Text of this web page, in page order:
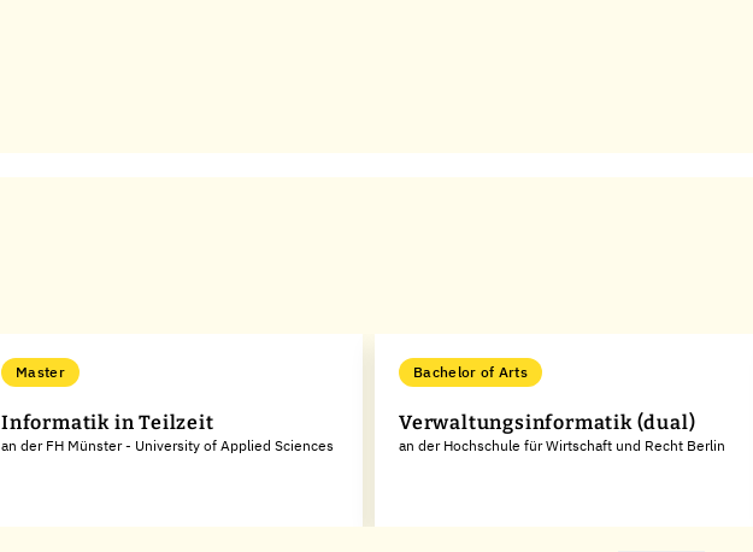
Master
Informatik in Teilzeit
an der FH Münster - University of Applied Sciences
Bachelor of Arts
Verwaltungsinformatik (dual)
an der Hochschule für Wirtschaft und Recht Berlin